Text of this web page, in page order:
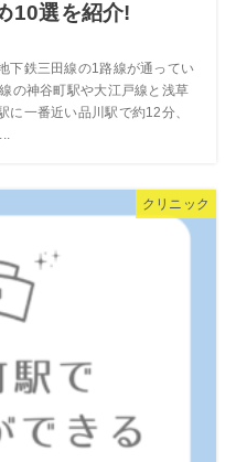
10選を紹介!
下鉄三田線の1路線が通ってい
の神谷町駅や大江戸線と浅草
に一番近い品川駅で約12分、
クリニック